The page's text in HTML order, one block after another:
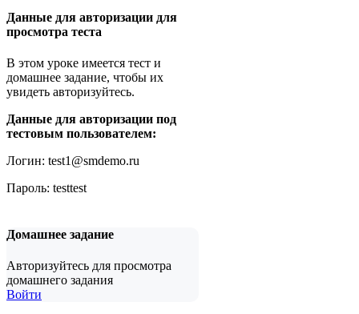
Данные для авторизации для
просмотра теста
В этом уроке имеется тест и
домашнее задание, чтобы их
увидеть авторизуйтесь.
Данные для авторизации под
тестовым пользователем:
Логин: test1@smdemo.ru
Пароль: testtest
Домашнее задание
Авторизуйтесь для просмотра
домашнего задания
Войти